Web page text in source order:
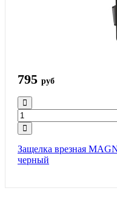
795 руб
Защелка врезная
черный